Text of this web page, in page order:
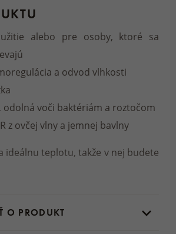
alebo pre osoby, ktoré sa
a odvod vlhkosti
odolná voči baktériám a roztočom
z ovčej vlny a jemnej bavlny
ideálnu teplotu, takže v nej budete
aj pre alergikov
O PRODUKT